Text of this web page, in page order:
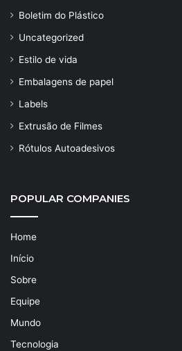
Boletim do Plástico
Uncategorized
Estilo de vida
Embalagens de papel
Labels
Extrusão de Filmes
Rótulos Autoadesivos
POPULAR COMPANIES
Home
Início
Sobre
Equipe
Mundo
Tecnologia